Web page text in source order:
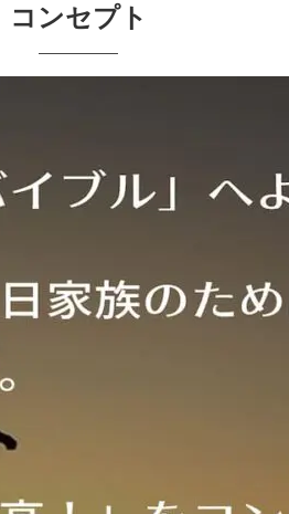
コンセプト